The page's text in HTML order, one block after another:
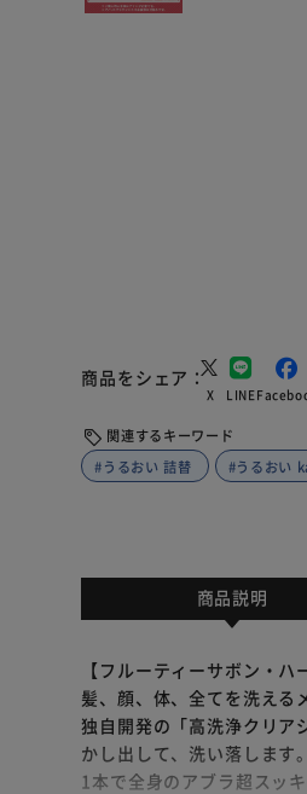
商品をシェア
X LINE
関連するキーワード
#うるおい 詰替
#うるおい
商品説明
【フルーティーサボン・ハ
髪、顔、体、全てを洗える
独自開発の「高洗浄クリア
かし出して、洗い落します。
1本で全身のアブラ超スッ